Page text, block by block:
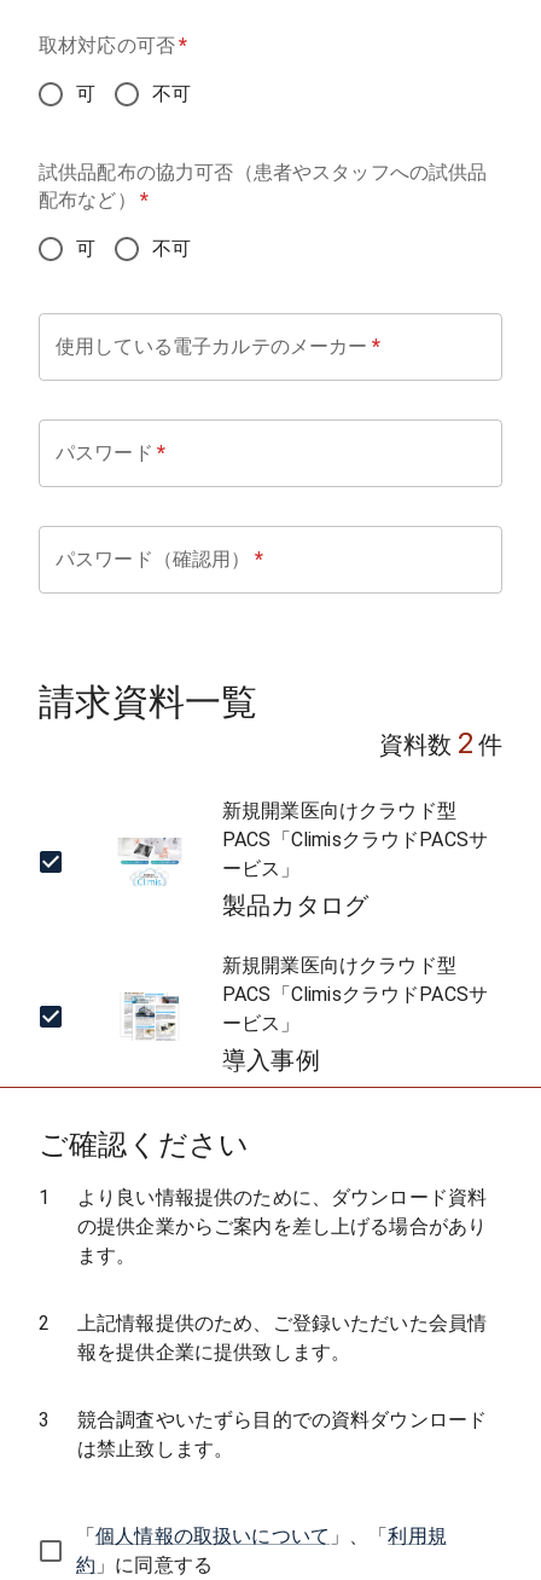
取材対応の可否*
可 不可
試供品配布の協力可否（患者やスタッフへの試供品
配布など）
*
可 不可
使用している電子カルテのメーカー *
パスワード *
パスワード（確認用） *
請求資料一覧
資料数 2 件
新規開業医向けクラウド型
PACS「ClimisクラウドPACSサ
ービス」
製品カタログ
新規開業医向けクラウド型
PACS「ClimisクラウドPACSサ
ービス」
導入事例
ご確認ください
1
より良い情報提供のために、ダウンロード資料
の提供企業からご案内を差し上げる場合があり
ます。
2
上記情報提供のため、ご登録いただいた会員情
報を提供企業に提供致します。
3
競合調査やいたずら目的での資料ダウンロード
は禁止致します。
「個人情報の取扱いについて 」、「利用規
約 」に同意する